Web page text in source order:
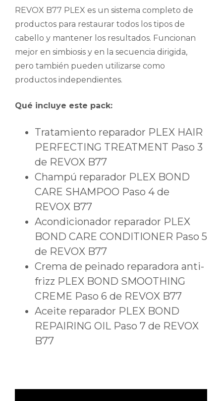
REVOX B77 PLEX es un sistema completo de
productos para restaurar todos los tipos de
cabello y mantener los resultados. Funcionan
mejor en simbiosis y en la secuencia dirigida,
pero también pueden utilizarse como
productos independientes.
Qué incluye este pack:
Tratamiento reparador PLEX HAIR
PERFECTING TREATMENT Paso 3
de REVOX B77
Champú reparador PLEX BOND
CARE SHAMPOO Paso 4 de
REVOX B77
Acondicionador reparador PLEX
BOND CARE CONDITIONER Paso 5
de REVOX B77
Crema de peinado reparadora anti-
frizz PLEX BOND SMOOTHING
CREME Paso 6 de REVOX B77
Aceite reparador PLEX BOND
REPAIRING OIL Paso 7 de REVOX
B77